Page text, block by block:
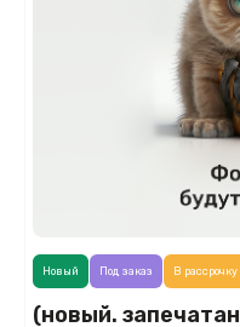
(новый.
Новый Под заказ В рассрочку